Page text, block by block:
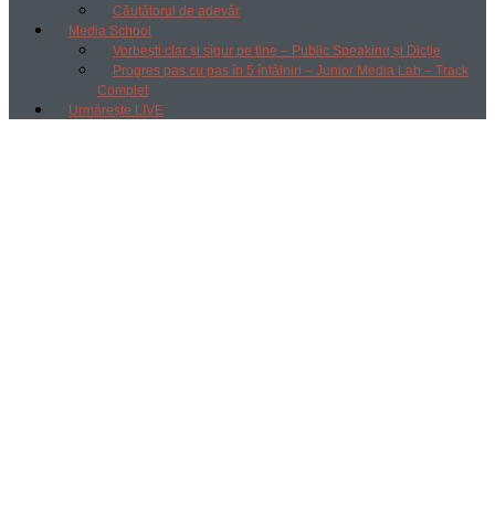
Căutătorul de adevăr
Media School
Vorbești clar și sigur pe tine – Public Speaking și Dicție
Progres pas cu pas în 5 întâlniri – Junior Media Lab – Track
Complet
Urmărește LIVE